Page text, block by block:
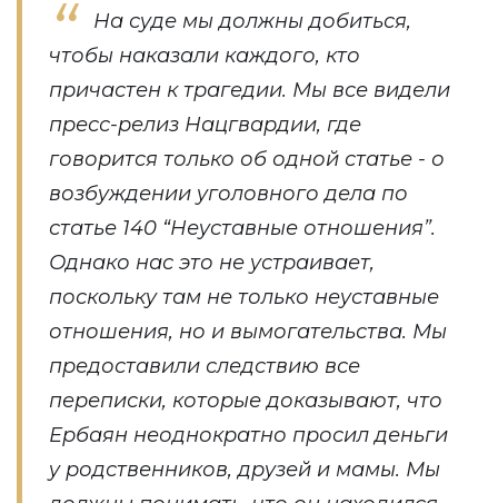
На суде мы должны добиться,
чтобы наказали каждого, кто
причастен к трагедии. Мы все видели
пресс-релиз Нацгвардии, где
говорится только об одной статье - о
возбуждении уголовного дела по
статье 140 “Неуставные отношения”.
Однако нас это не устраивает,
поскольку там не только неуставные
отношения, но и вымогательства. Мы
предоставили следствию все
переписки, которые доказывают, что
Ербаян неоднократно просил деньги
у родственников, друзей и мамы. Мы